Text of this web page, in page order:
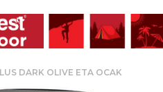
DARK OLIVE ETA OCAK